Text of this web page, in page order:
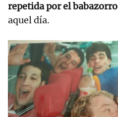
repetida por el babazorro
aquel día.